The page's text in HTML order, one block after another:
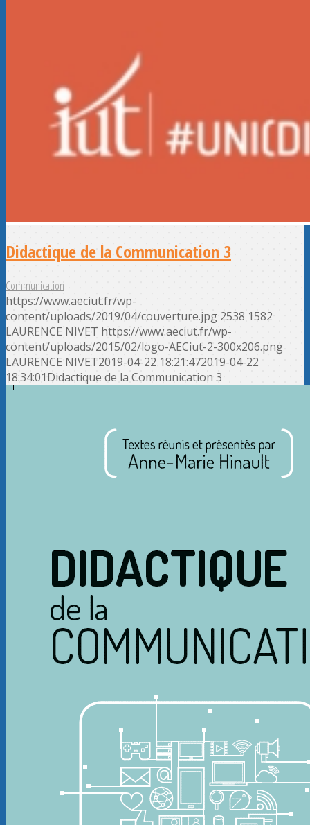
Didactique de la Communication 3
Communication
https://www.aeciut.fr/wp-
content/uploads/2019/04/couverture.jpg 2538 1582
LAURENCE NIVET https://www.aeciut.fr/wp-
content/uploads/2015/02/logo-AECiut-2-300x206.png
LAURENCE NIVET2019-04-22 18:21:472019-04-22
18:34:01Didactique de la Communication 3